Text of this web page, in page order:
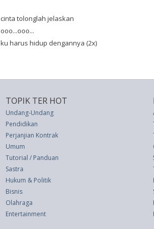
cinta tolonglah jelaskan
ooo...ooo...
ku harus hidup dengannya (2x)
TOPIK TER HOT
Undang-Undang
Pendidikan
Perjanjian Kontrak
Umum
Tutorial / Panduan
Sastra
Hukum & Politik
Bisnis
Olahraga
Entertainment